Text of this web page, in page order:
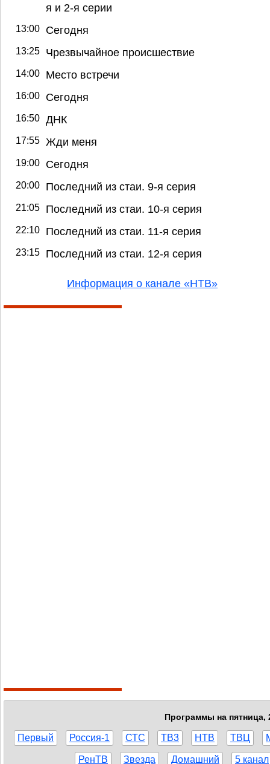
я и 2-я серии
13:00 Сегодня
13:25 Чрезвычайное происшествие
14:00 Место встречи
16:00 Сегодня
16:50 ДНК
17:55 Жди меня
19:00 Сегодня
20:00 Последний из стаи. 9-я серия
21:05 Последний из стаи. 10-я серия
22:10 Последний из стаи. 11-я серия
23:15 Последний из стаи. 12-я серия
Информация о канале «НТВ»
Программы на пятница,
Первый Россия-1 СТС ТВ3 НТВ ТВЦ
РенТВ Звезда Домашний 5 канал